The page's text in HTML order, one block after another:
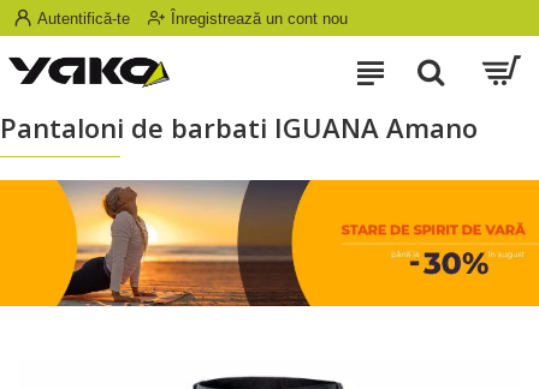
Autentifică-te Înregistrează un cont nou
Pantaloni de barbati IGUANA Amano